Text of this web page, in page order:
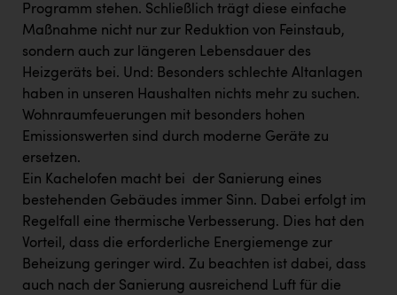
Programm stehen. Schließlich trägt diese einfache
Maßnahme nicht nur zur Reduktion von Feinstaub,
sondern auch zur längeren Lebensdauer des
Heizgeräts bei. Und: Besonders schlechte Altanlagen
haben in unseren Haushalten nichts mehr zu suchen.
Wohnraumfeuerungen mit besonders hohen
Emissionswerten sind durch moderne Geräte zu
ersetzen.
Ein Kachelofen macht bei der Sanierung eines
bestehenden Gebäudes immer Sinn. Dabei erfolgt im
Regelfall eine thermische Verbesserung. Dies hat den
Vorteil, dass die erforderliche Energiemenge zur
Beheizung geringer wird. Zu beachten ist dabei, dass
auch nach der Sanierung ausreichend Luft für die